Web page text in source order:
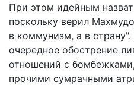
При этом идейным
поскольку верил
в коммунизм, а в
очередное обострение
отношений с
прочими сумрачными